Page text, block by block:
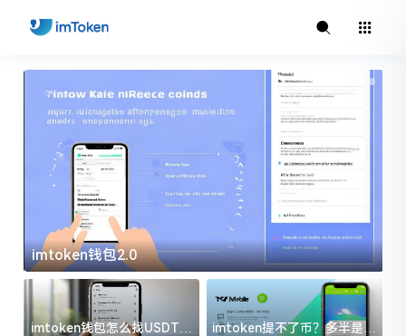
imtoken钱包2.0
imtoken钱包怎么找USDT地
imtoken提不了币？多半是这